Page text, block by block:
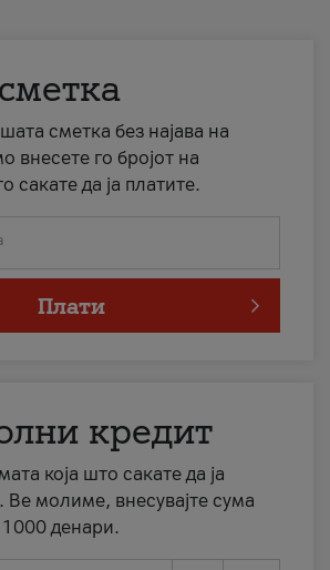
сметка без најава на
внесете го бројот на
сакате да ја платите.
Плати
кредит
која што сакате да ја
Ве молиме, внесувајте сума
денари.